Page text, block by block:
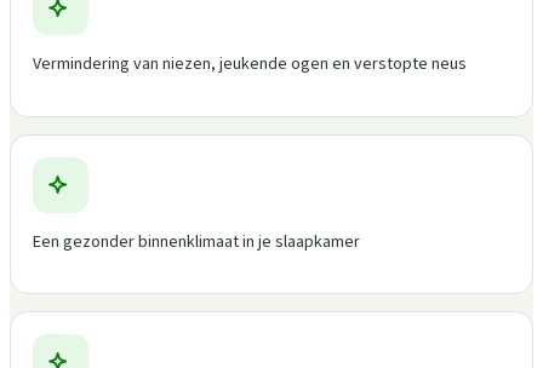
Vermindering van niezen, jeukende ogen en verstopte neus
Een gezonder binnenklimaat in je slaapkamer